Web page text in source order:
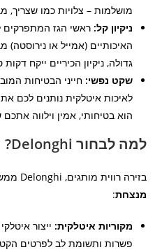
מושלמות – צלויות כמו שצריך,
ניקיון קל: ראשי הגז המתפרקים
האיכותיים (אמייל או
גדולה, ניקיון הכיריים ייקח
שקט נפשי:
לאיכות איטלקית נותנים לכם
הוא בטיחותי, אמין וילווה
למה לבחור Delonghi?
בזירה רווית מותגים, Delonghi ממשיכה להתבלט עם
מנצחת:
מקוריות איטלקית: ייצור
פשרות ותשומת לב לפרטים